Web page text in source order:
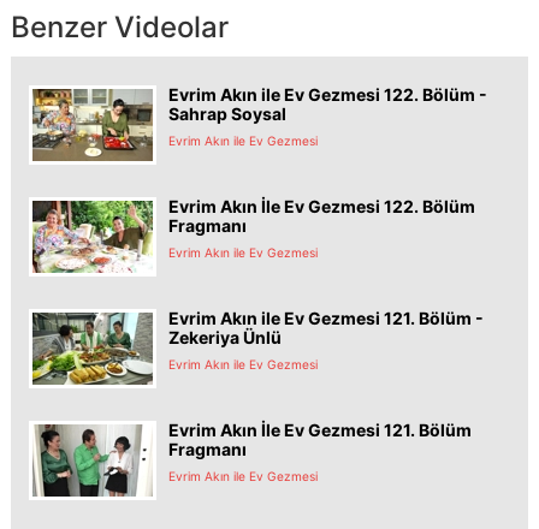
Benzer Videolar
Evrim Akın ile Ev Gezmesi 122. Bölüm -
Sahrap Soysal
Evrim Akın ile Ev Gezmesi
Evrim Akın İle Ev Gezmesi 122. Bölüm
Fragmanı
Evrim Akın ile Ev Gezmesi
Evrim Akın ile Ev Gezmesi 121. Bölüm -
Zekeriya Ünlü
Evrim Akın ile Ev Gezmesi
Evrim Akın İle Ev Gezmesi 121. Bölüm
Fragmanı
Evrim Akın ile Ev Gezmesi